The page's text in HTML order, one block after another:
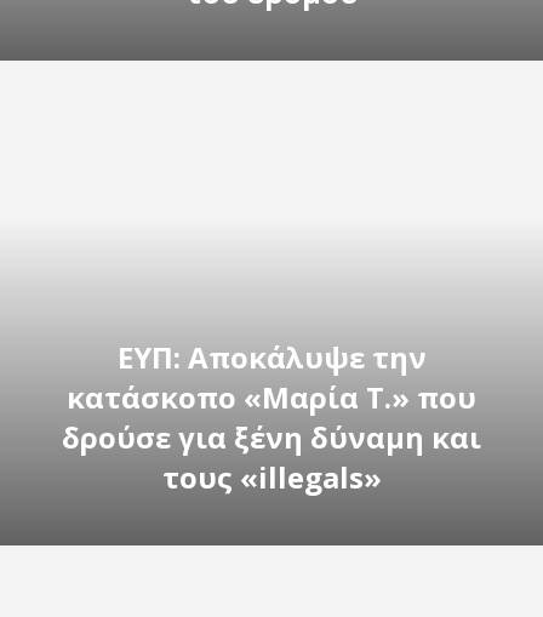
ΕΥΠ: Αποκάλυψε την
κατάσκοπο «Μαρία Τ.» που
δρούσε για ξένη δύναμη και
τους «illegals»